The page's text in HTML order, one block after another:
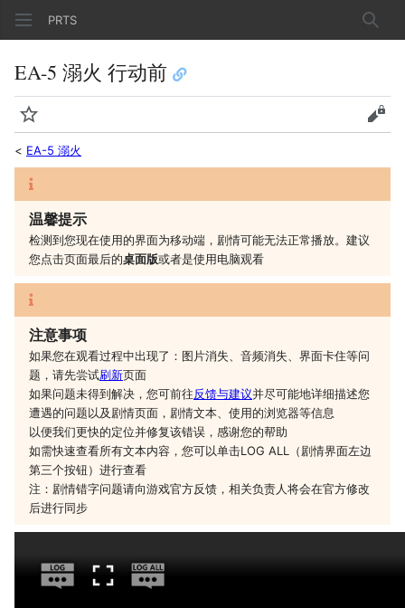
PRTS 搜索
EA-5 溺火 行动前
监视
查看
< EA-5 溺火
温馨提示
检测到您现在使用的界面为移动端，剧情可能无法正常播放。建议
您点击页面最后的桌面版或者是使用电脑观看
注意事项
如果您在观看过程中出现了：图片消失、音频消失、界面卡住等问
题，请先尝试刷新页面
如果问题未得到解决，您可前往反馈与建议并尽可能地详细描述您
遭遇的问题以及剧情页面，剧情文本、使用的浏览器等信息
以便我们更快的定位并修复该错误，感谢您的帮助
如需快速查看所有文本内容，您可以单击LOG ALL（剧情界面左边
第三个按钮）进行查看
注：剧情错字问题请向游戏官方反馈，相关负责人将会在官方修改
后进行同步